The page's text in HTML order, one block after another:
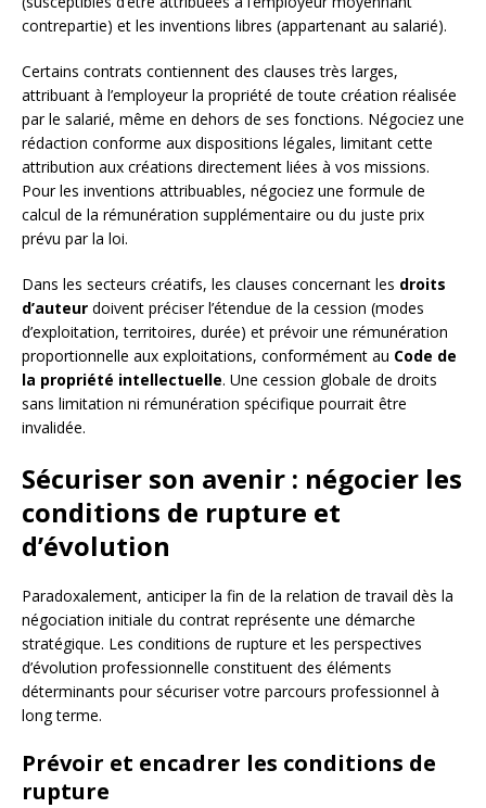
contrepartie) et les inventions libres (appartenant au salarié).
Certains contrats contiennent des clauses très larges,
attribuant à l’employeur la propriété de toute création réalisée
par le salarié, même en dehors de ses fonctions. Négociez une
rédaction conforme aux dispositions légales, limitant cette
attribution aux créations directement liées à vos missions.
Pour les inventions attribuables, négociez une formule de
calcul de la rémunération supplémentaire ou du juste prix
prévu par la loi.
Dans les secteurs créatifs, les clauses concernant les droits
d’auteur doivent préciser l’étendue de la cession (modes
d’exploitation, territoires, durée) et prévoir une rémunération
proportionnelle aux exploitations, conformément au Code de
la propriété intellectuelle. Une cession globale de droits
sans limitation ni rémunération spécifique pourrait être
invalidée.
Sécuriser son avenir : négocier les
conditions de rupture et
d’évolution
Paradoxalement, anticiper la fin de la relation de travail dès la
négociation initiale du contrat représente une démarche
stratégique. Les conditions de rupture et les perspectives
d’évolution professionnelle constituent des éléments
déterminants pour sécuriser votre parcours professionnel à
long terme.
Prévoir et encadrer les conditions de
rupture